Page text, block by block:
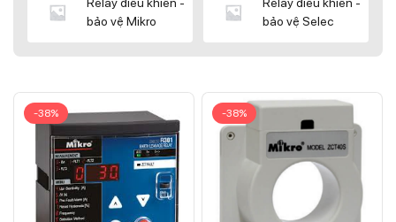
bảo vệ Mikro
bảo vệ Selec
-38% -38%